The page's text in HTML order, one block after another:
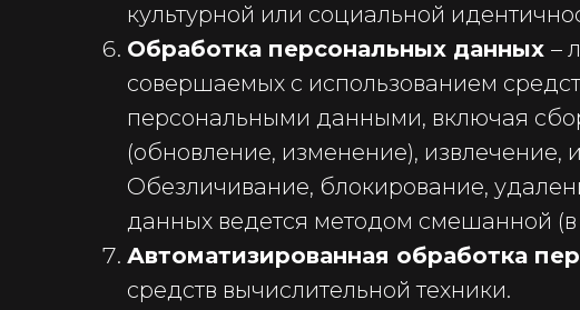
культурной или социальной
Обработка персональных данных –
совершаемых с использованием
персональными данными, включая
(обновление, изменение), извлечение,
Обезличивание, блокирование,
данных ведется методом смешанной
Автоматизированная обработка
средств вычислительной техники.